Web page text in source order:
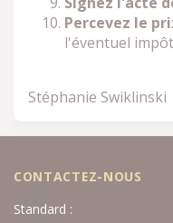
Percevez le
l'éventuel
Stéphanie Swiklinski
CONTACTEZ-NOUS
Standard :